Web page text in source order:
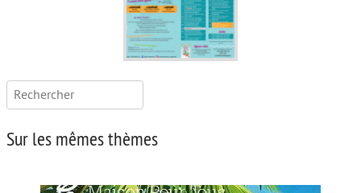
Rechercher :
Sur les mêmes thèmes